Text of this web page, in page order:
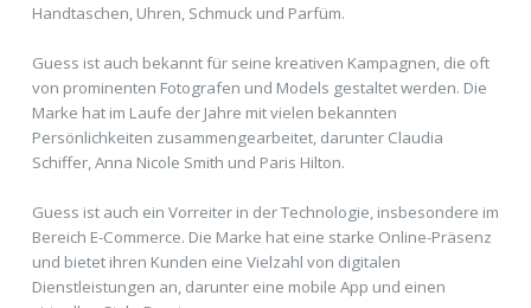
Handtaschen, Uhren, Schmuck und Parfüm.
Guess ist auch bekannt für seine kreativen Kampagnen, die oft
von prominenten Fotografen und Models gestaltet werden. Die
Marke hat im Laufe der Jahre mit vielen bekannten
Persönlichkeiten zusammengearbeitet, darunter Claudia
Schiffer, Anna Nicole Smith und Paris Hilton.
Guess ist auch ein Vorreiter in der Technologie, insbesondere im
Bereich E-Commerce. Die Marke hat eine starke Online-Präsenz
und bietet ihren Kunden eine Vielzahl von digitalen
Dienstleistungen an, darunter eine mobile App und einen